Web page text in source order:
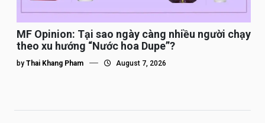
MF Opinion: Tại sao ngày càng nhiều người chạy
theo xu hướng “Nước hoa Dupe”?
by Thai Khang Pham August 7, 2026